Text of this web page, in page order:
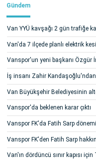
Gündem
Van YYÜ kavşağı 2 gün trafiğe
Van'da 7 ilçede planlı elektrik
Vanspor'un yeni başkanı Özgür
İş insanı Zahir
Van Büyükşehir Belediyesinin
Vanspor'da beklenen karar çıktı
Vanspor FK'da Fatih Sarp
Vanspor FK'den Fatih Sarp
Van'ın dördüncü sınır kapısı